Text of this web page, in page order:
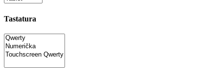
Tastatura